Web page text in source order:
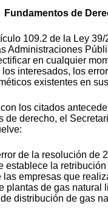
Fundamentos de
109.2 de la Ley 39/
Administraciones
en cualquier
interesados, los
existentes en
los citados
de derecho, el
de la resolución de
establece la
las empresas que
plantas de gas natural
distribución de gas